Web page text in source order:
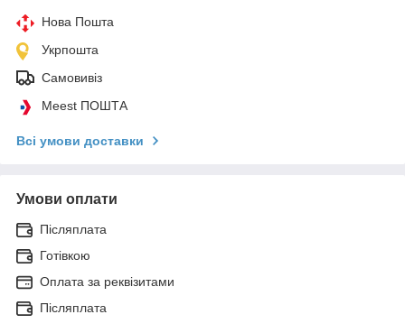
Нова Пошта
Укрпошта
Самовивіз
Meest ПОШТА
Всі умови доставки
Умови оплати
Післяплата
Готівкою
Оплата за реквізитами
Післяплата